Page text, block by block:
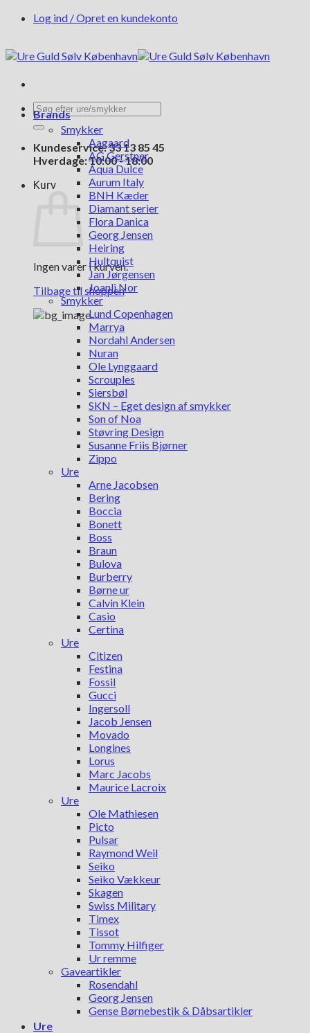
FortsætLog ind / Opret en kundekonto
Søg
efter:
Kundeservice: 33 13 85 45
Hverdage: 10:00 - 18:00
Kurv
Ingen varer i kurven.
Tilbage til shoppen
Brands
Smykker
Aagaard
AG Gerstner
Aqua Dulce
Aurum Italy
BNH Kæder
Diamant serier
Flora Danica
Georg Jensen
Heiring
Hultquist
Jan Jørgensen
Joanli Nor
Smykker
Lund Copenhagen
Marrya
Nordahl Andersen
Nuran
Ole Lynggaard
Scrouples
Siersbøl
SKN – Eget design af smykker
Son of Noa
Støvring Design
Susanne Friis Bjørner
Zippo
Ure
Arne Jacobsen
Bering
Boccia
Bonett
Boss
Braun
Bulova
Burberry
Børne ur
Calvin Klein
Casio
Certina
Ure
Citizen
Festina
Fossil
Gucci
Ingersoll
Jacob Jensen
Movado
Longines
Lorus
Marc Jacobs
Maurice Lacroix
Ure
Ole Mathiesen
Picto
Pulsar
Raymond Weil
Seiko
Seiko Vækkeur
Skagen
Swiss Military
Timex
Tissot
Tommy Hilfiger
Ur remme
Gaveartikler
Rosendahl
Georg Jensen
Gense Børnebestik & Dåbsartikler
Ure